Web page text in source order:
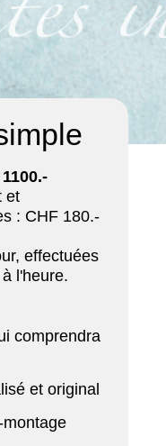
et
: CHF 180.-
effectuées
l'heure.
comprendra
et original
sociaux